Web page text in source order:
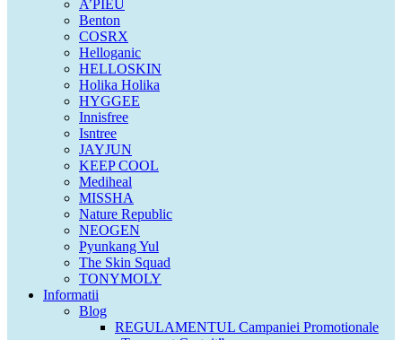
A’PIEU
Benton
COSRX
Helloganic
HELLOSKIN
Holika Holika
HYGGEE
Innisfree
Isntree
JAYJUN
KEEP COOL
Mediheal
MISSHA
Nature Republic
NEOGEN
Pyunkang Yul
The Skin Squad
TONYMOLY
Informatii
Blog
REGULAMENTUL Campaniei Promotionale